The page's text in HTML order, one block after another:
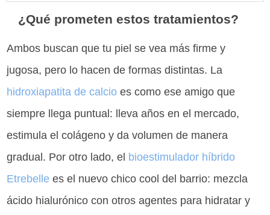
¿Qué prometen estos tratamientos?
Ambos buscan que tu piel se vea más firme y
jugosa, pero lo hacen de formas distintas. La
hidroxiapatita de calcio es como ese amigo que
siempre llega puntual: lleva años en el mercado,
estimula el colágeno y da volumen de manera
gradual. Por otro lado, el bioestimulador híbrido
Etrebelle es el nuevo chico cool del barrio: mezcla
ácido hialurónico con otros agentes para hidratar y